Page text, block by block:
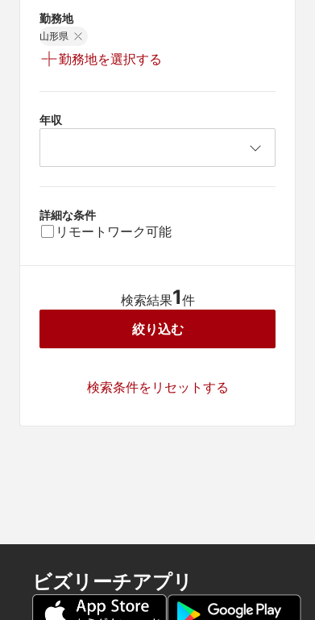
勤務地
山形県
勤務地を選択する
年収
詳細な条件
リモートワーク可能
検索結果1件
絞り込む
検索条件をリセットする
ビズリーチアプリ